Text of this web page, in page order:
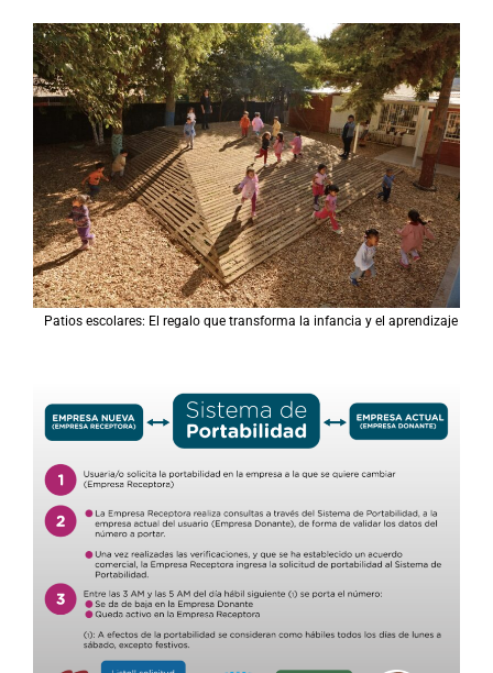
Patios escolares: El regalo que transforma la infancia y el aprendizaje